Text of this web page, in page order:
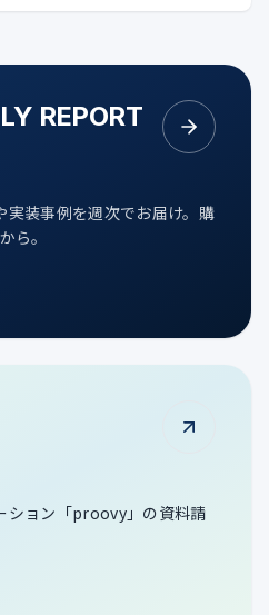
REPORT
実装事例を週次でお届け。購
ら。
ション「proovy」の資料請